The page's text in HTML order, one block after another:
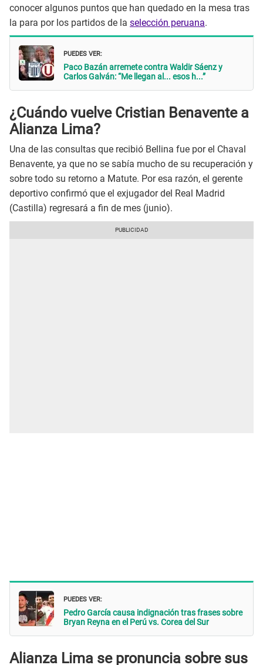
conocer algunos puntos que han quedado en la mesa tras
la para por los partidos de la selección peruana.
PUEDES VER:
Paco Bazán arremete contra Waldir Sáenz y
Carlos Galván: “Me llegan al... esos h...”
¿Cuándo vuelve Cristian Benavente a
Alianza Lima?
Una de las consultas que recibió Bellina fue por el Chaval
Benavente, ya que no se sabía mucho de su recuperación y
sobre todo su retorno a Matute. Por esa razón, el gerente
deportivo confirmó que el exjugador del Real Madrid
(Castilla) regresará a fin de mes (junio).
PUEDES VER:
Pedro García causa indignación tras frases sobre
Bryan Reyna en el Perú vs. Corea del Sur
Alianza Lima se pronuncia sobre sus